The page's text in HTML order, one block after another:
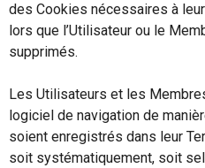
des Cookies nécessaires à
lors que l’Utilisateur ou le
supprimés.
Les Utilisateurs et les
logiciel de navigation de
soient enregistrés dans leur
soit systématiquement, soit